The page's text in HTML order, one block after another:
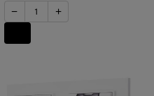
− +